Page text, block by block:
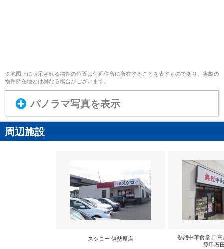
※地図上に表示される物件の位置は付近住所に所在することを表すものであり、実際の
物件所在地とは異なる場合がございます。
パノラマ写真を表示
周辺施設
スシロー 伊勢原店
熱烈中華食堂 日
愛甲石